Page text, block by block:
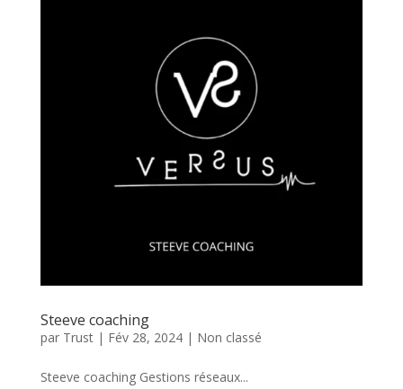
Steeve coaching
par Trust| Fév 28, 2024| Non classé
Steeve coaching Gestions réseaux...